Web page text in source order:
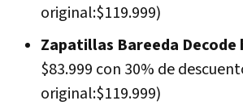
original:$119.999)
Zapatillas Bareeda Decode
$83.999 con 30% de
original:$119.999)